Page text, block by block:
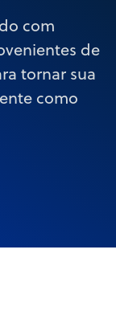
com
de
tornar sua
como